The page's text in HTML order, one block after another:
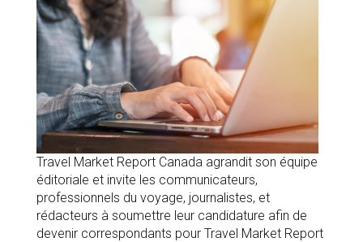
Travel Market Report Canada agrandit son équipe
éditoriale et invite les communicateurs,
professionnels du voyage, journalistes, et
rédacteurs à soumettre leur candidature afin de
devenir correspondants pour Travel Market Report